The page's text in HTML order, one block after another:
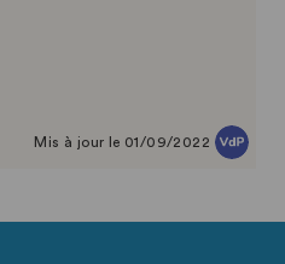
Mis à jour le 01/09/2022